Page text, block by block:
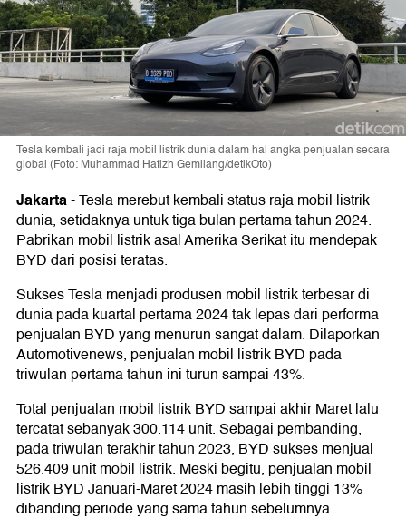
Tesla kembali jadi raja mobil listrik dunia dalam hal angka penjualan secara
global (Foto: Muhammad Hafizh Gemilang/detikOto)
Jakarta-Tesla merebut kembali status raja mobil listrik
dunia, setidaknya untuk tiga bulan pertama tahun 2024.
Pabrikan mobil listrik asal Amerika Serikat itu mendepak
BYD dari posisi teratas.
Sukses Tesla menjadi produsen mobil listrik terbesar di
dunia pada kuartal pertama 2024 tak lepas dari performa
penjualan BYD yang menurun sangat dalam. Dilaporkan
Automotivenews, penjualan mobil listrik BYD pada
triwulan pertama tahun ini turun sampai 43%.
Total penjualan mobil listrik BYD sampai akhir Maret lalu
tercatat sebanyak 300.114 unit. Sebagai pembanding,
pada triwulan terakhir tahun 2023, BYD sukses menjual
526.409 unit mobil listrik. Meski begitu, penjualan mobil
listrik BYD Januari-Maret 2024 masih lebih tinggi 13%
dibanding periode yang sama tahun sebelumnya.